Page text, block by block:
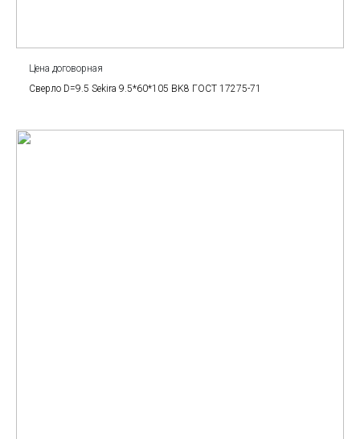
Цена договорная
Сверло D=9.5 Sekira 9.5*60*105 BK8 ГОСТ 17275-71